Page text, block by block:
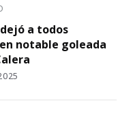
a todos
notable goleada